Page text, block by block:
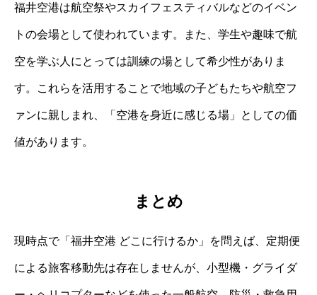
福井空港は航空祭やスカイフェスティバルなどのイベン
トの会場として使われています。また、学生や趣味で航
空を学ぶ人にとっては訓練の場として希少性がありま
す。これらを活用することで地域の子どもたちや航空フ
ァンに親しまれ、「空港を身近に感じる場」としての価
値があります。
まとめ
現時点で「福井空港 どこに行けるか」を問えば、定期便
による旅客移動先は存在しませんが、小型機・グライダ